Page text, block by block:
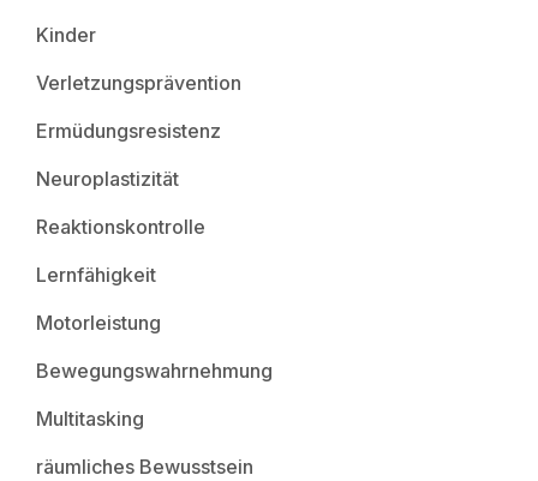
Kinder
Verletzungsprävention
Ermüdungsresistenz
Neuroplastizität
Reaktionskontrolle
Lernfähigkeit
Motorleistung
Bewegungswahrnehmung
Multitasking
räumliches Bewusstsein